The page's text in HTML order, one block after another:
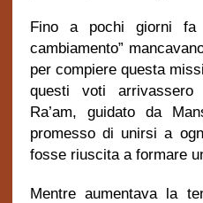
Fino a pochi giorni fa
cambiamento”
per compiere questa
questi voti arrivassero
Ra’am, guidato da
promesso di unirsi a
fosse riuscita a formare
Mentre aumentava la